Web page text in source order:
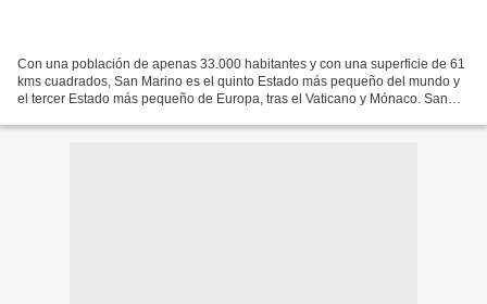
Con una población de apenas 33.000 habitantes y con una superficie de 61
kms cuadrados, San Marino es el quinto Estado más pequeño del mundo y
el tercer Estado más pequeño de Europa, tras el Vaticano y Mónaco. San